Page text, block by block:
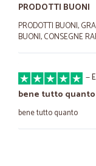
PRODOTTI BUONI
PRODOTTI BUONI,
BUONI, CONSEGNE
—
bene tutto quanto
bene tutto quanto